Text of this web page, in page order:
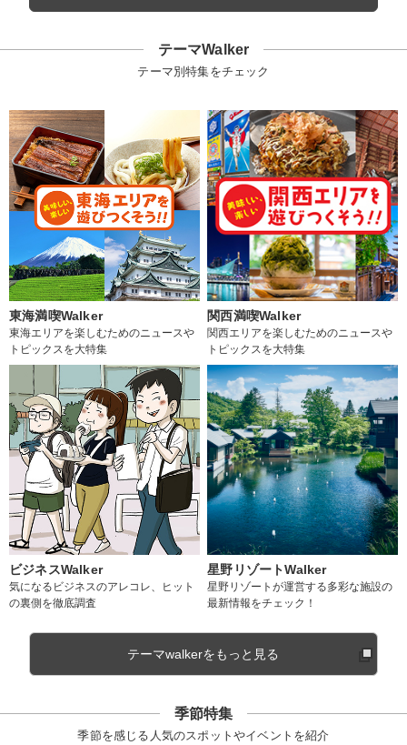
テーマWalker
テーマ別特集をチェック
東海満喫Walker
東海エリアを楽しむためのニュースや
トピックスを大特集
関西満喫Walker
関西エリアを楽しむためのニュースや
トピックスを大特集
ビジネスWalker
気になるビジネスのアレコレ、ヒット
の裏側を徹底調査
星野リゾートWalker
星野リゾートが運営する多彩な施設の
最新情報をチェック！
テーマwalkerをもっと見る
季節特集
季節を感じる人気のスポットやイベントを紹介